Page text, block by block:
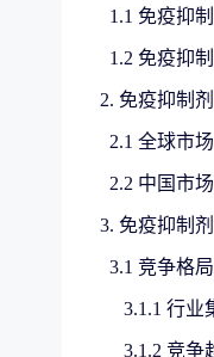
1.1 免疫抑
1.2 免疫抑
2. 免疫抑制
2.1 全球市
2.2 中国市
3. 免疫抑制
3.1 竞争格
3.1.1 行业
3.1.2 竞争